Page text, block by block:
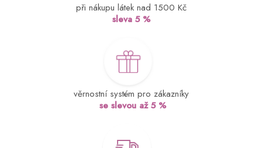
při nákupu látek nad 1500 Kč
sleva 5 %
věrnostní systém pro zákazníky
se slevou až 5 %